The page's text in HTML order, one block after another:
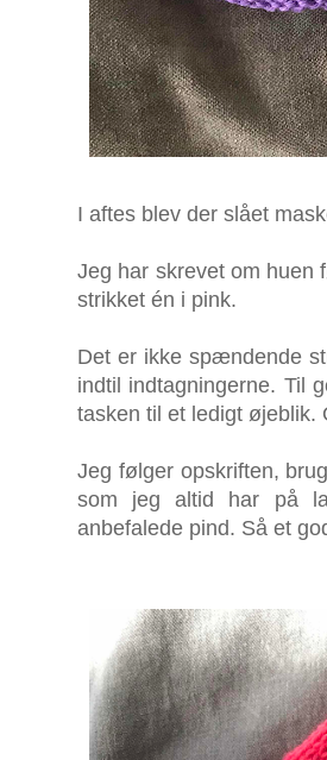
I aftes blev der slået
Jeg har skrevet om huen
strikket én i pink.
Det er ikke spændende
indtil indtagningerne. Til
tasken til et ledigt
Jeg følger opskriften,
som jeg altid har på
anbefalede pind. Så et